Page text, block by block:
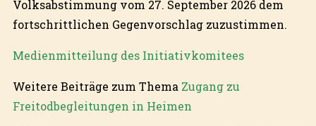
Volksabstimmung vom 27. September 2026 dem
fortschrittlichen Gegenvorschlag zuzustimmen.
Medienmitteilung des Initiativkomitees
Weitere Beiträge zum Thema Zugang zu
Freitodbegleitungen in Heimen